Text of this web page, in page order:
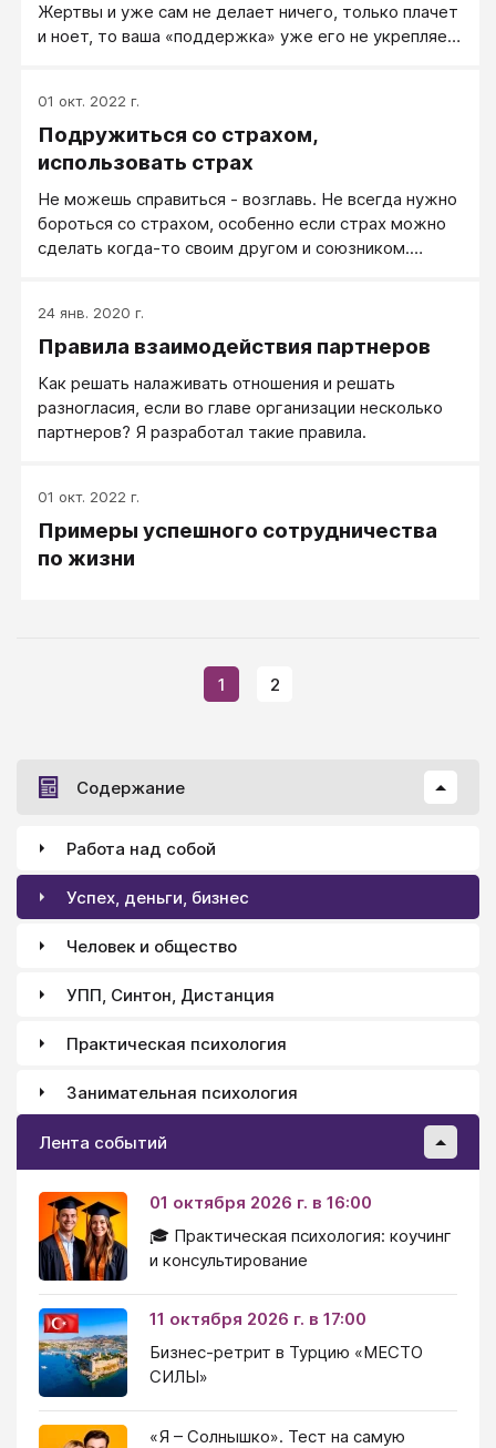
Жертвы и уже сам не делает ничего, только плачет
и ноет, то ваша «поддержка» уже его не укрепляет,
01 окт. 2022 г.
Подружиться со страхом,
использовать страх
Не можешь справиться - возглавь. Не всегда нужно
бороться со страхом, особенно если страх можно
сделать когда-то своим другом и союзником.
возможных и ненужных тебе неприятностях -
хороший фон для сохранения правильного
24 янв. 2020 г.
Правила взаимодействия партнеров
Как решать налаживать отношения и решать
разногласия, если во главе организации несколько
партнеров? Я разработал такие правила.
01 окт. 2022 г.
Примеры успешного сотрудничества
по жизни
1 2
Содержание
Работа над собой
Успех, деньги, бизнес
Человек и общество
УПП, Синтон, Дистанция
Практическая психология
Занимательная психология
Лента событий
01 октября 2026 г. в 16:00
🎓 Практическая психология: коучинг
и консультирование
11 октября 2026 г. в 17:00
Бизнес-ретрит в Турцию «МЕСТО
СИЛЫ»
«Я – Солнышко». Тест на самую